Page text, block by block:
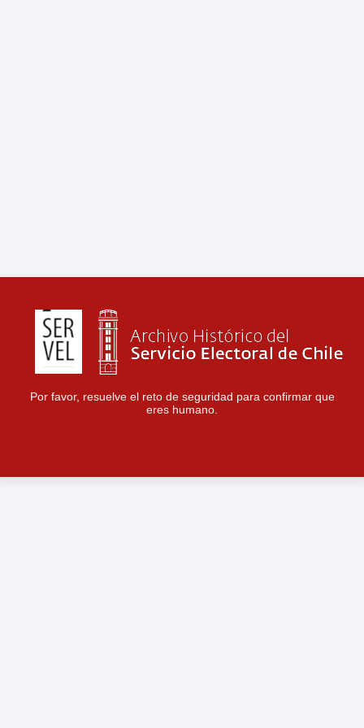
Por favor, resuelve el reto de seguridad para confirmar que
eres humano.